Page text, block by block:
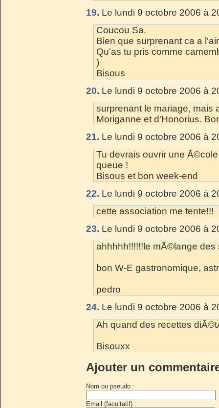
19. Le lundi 9 octobre 2006 à
Coucou Sa.
Bien que surprenant ca a
Qu'as tu pris comme
)
Bisous
20. Le lundi 9 octobre 2006 à
surprenant le mariage, mais
Moriganne et d'Honorius.
21. Le lundi 9 octobre 2006 à
Tu devrais ouvrir une
queue !
Bisous et bon week-end
22. Le lundi 9 octobre 2006 à
cette association me tente!!!
23. Le lundi 9 octobre 2006 à
ahhhhh!!!!!!le mÃ©lange des
bon W-E gastronomique,
pedro
24. Le lundi 9 octobre 2006 à
Ah quand des recettes
Bisouxx
Ajouter un
Nom ou pseudo :
Email (facultatif) :